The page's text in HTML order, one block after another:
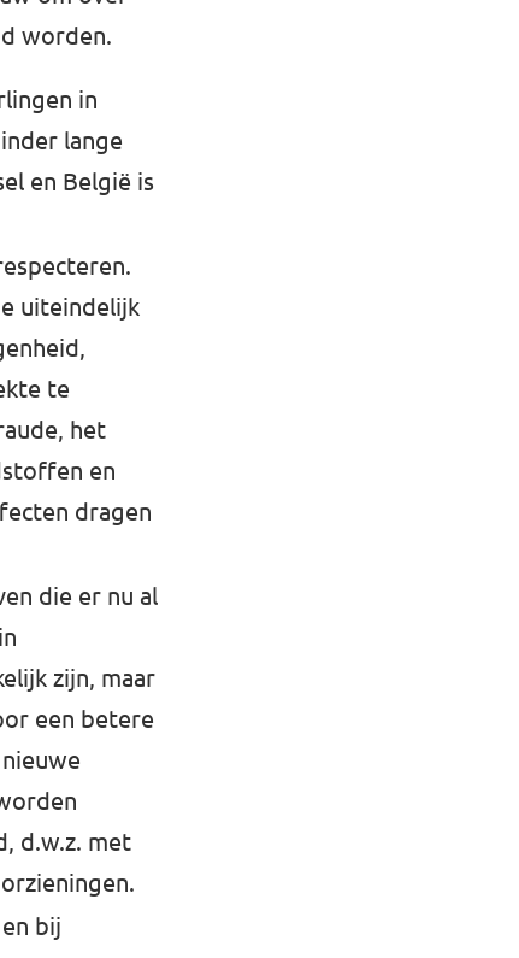
worden.
in
lange
en België is
uiteindelijk
te
het
en
dragen
die er nu al
zijn, maar
een betere
d.w.z. met
bij